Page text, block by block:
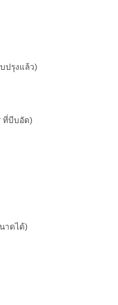
ปรุงแล้ว)
ที่บีบอัด)
าดได้)